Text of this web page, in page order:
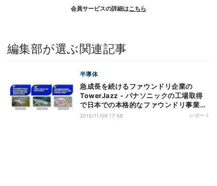
会員サービスの詳細はこちら
編集部が選ぶ関連記事
半導体
急成長を続けるファウンドリ企業の
TowerJazz - パナソニックの工場取得
で日本での本格的なファウンドリ事業の
展開を開始
2015/11/06 17:58 レポート